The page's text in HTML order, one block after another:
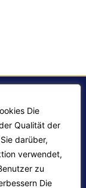
Die
Qualität der
darüber,
verwendet,
zu
Die